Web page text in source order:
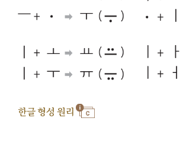
한글 형성 원리